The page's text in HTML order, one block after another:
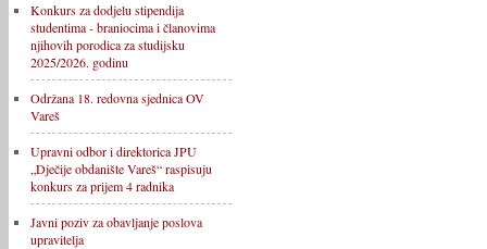
Konkurs za dodjelu stipendija
studentima - braniocima i članovima
njihovih porodica za studijsku
2025/2026. godinu
Održana 18. redovna sjednica OV
Vareš
Upravni odbor i direktorica JPU
„Dječije obdanište Vareš“ raspisuju
konkurs za prijem 4 radnika
Javni poziv za obavljanje poslova
upravitelja